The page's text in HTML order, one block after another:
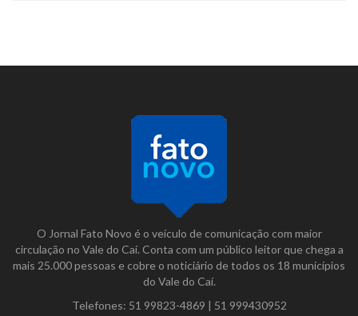
O Jornal Fato Novo é o veículo de comunicação com maior
circulação no Vale do Caí. Conta com um público leitor que chega a
mais 25.000 pessoas e cobre o noticiário de todos os 18 municípios
do Vale do Caí.
Telefones: 51 99823-4869 | 51 999430952